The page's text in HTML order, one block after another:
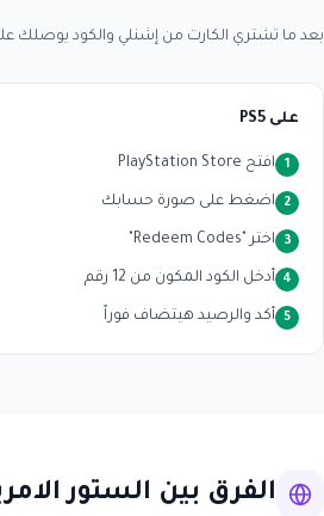
بعد ما تشتري الكارت من إشنلي والكود يوصلك
على PS5
1 افتح PlayStation Store
2 اضغط على صورة حسابك
3 اختر "Redeem Codes"
4 أدخل الكود المكون من 12 رقم
5 أكد والرصيد هيتضاف فوراً
الفرق بين الستور